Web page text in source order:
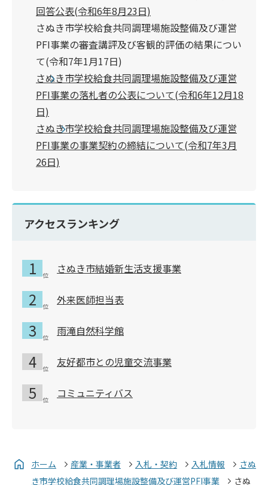
回答公表(令和6年8月23日)
さぬき市学校給食共同調理場施設整備及び運営
PFI事業の審査講評及び客観的評価の結果につい
て(令和7年1月17日)
さぬき市学校給食共同調理場施設整備及び運営
PFI事業の落札者の公表について(令和6年12月18
日)
さぬき市学校給食共同調理場施設整備及び運営
PFI事業の事業契約の締結について(令和7年3月
26日)
アクセスランキング
さぬき市結婚新生活支援事業
外来医師担当表
雨滝自然科学館
友好都市との児童交流事業
コミュニティバス
ホーム 産業・事業者 入札・契約 入札情報
さぬ
き市学校給食共同調理場施設整備及び運営PFI事業
さぬ